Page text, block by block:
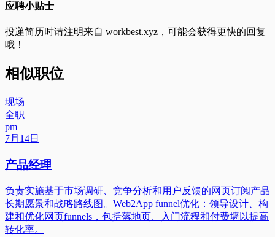
应聘小贴士
投递简历时请注明来自 workbest.xyz ，可能会获得更快的回复
哦！
相似职位
现场
全职
pm
7月14日
产品经理
负责实施基于市场调研、竞争分析和用户反馈的网页订阅产品
长期愿景和战略路线图。Web2App funnel优化：领导设计、构
建和优化网页funnels，包括落地页、入门流程和付费墙以提高
转化率。